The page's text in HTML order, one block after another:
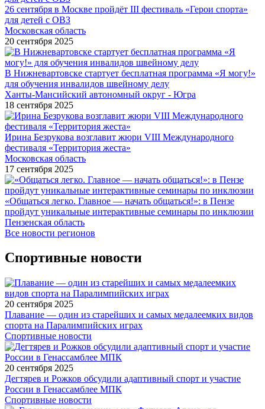
26 сентября в Москве пройдёт III фестиваль «Герои спорта»
для детей с ОВЗ
Московская область
20 сентября 2025
В Нижневартовске стартует бесплатная программа «Я могу!»
для обучения инвалидов швейному делу
Ханты-Мансийский автономный округ - Югра
18 сентября 2025
Ирина Безрукова возглавит жюри VIII Международного
фестиваля «Территория жеста»
Московская область
17 сентября 2025
«Общаться легко. Главное — начать общаться!»: в Пензе
пройдут уникальные интерактивные семинары по инклюзии
Пензенская область
Все новости регионов
Спортивные новости
20 сентября 2025
Плавание — один из старейших и самых медалеемких видов
спорта на Паралимпийских играх
Спортивные новости
20 сентября 2025
Дегтярев и Рожков обсудили адаптивный спорт и участие
России в Генассамблее МПК
Спортивные новости